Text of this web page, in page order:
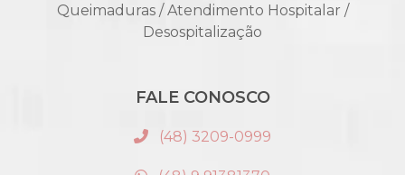
Queimaduras / Atendimento Hospitalar /
Desospitalização
FALE CONOSCO
(48) 3209-0999